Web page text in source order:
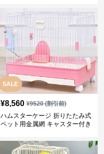
SALE
¥8,560 ¥9520(割引前)
ハムスターケージ 折りたたみ式
ペット用金属網 キャスター付き